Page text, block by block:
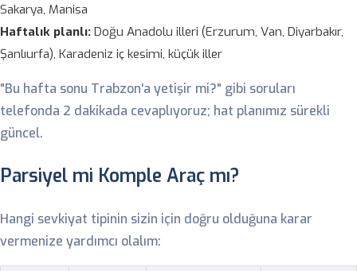
Sakarya, Manisa
Haftalık planlı: Doğu Anadolu illeri (Erzurum, Van, Diyarbakır,
Şanlıurfa), Karadeniz iç kesimi, küçük iller
"Bu hafta sonu Trabzon'a yetişir mi?" gibi soruları
telefonda 2 dakikada cevaplıyoruz; hat planımız sürekli
güncel.
Parsiyel mi Komple Araç mı?
Hangi sevkiyat tipinin sizin için doğru olduğuna karar
vermenize yardımcı olalım: